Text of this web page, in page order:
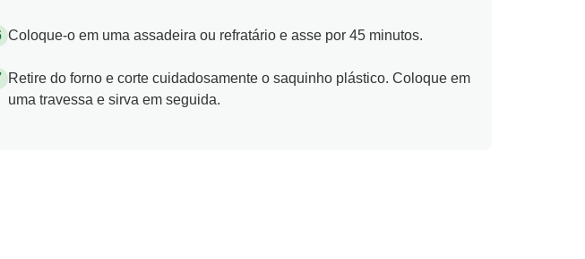
Coloque-o em uma assadeira ou refratário e asse por 45 minutos.
Retire do forno e corte cuidadosamente o saquinho plástico. Coloque em
uma travessa e sirva em seguida.